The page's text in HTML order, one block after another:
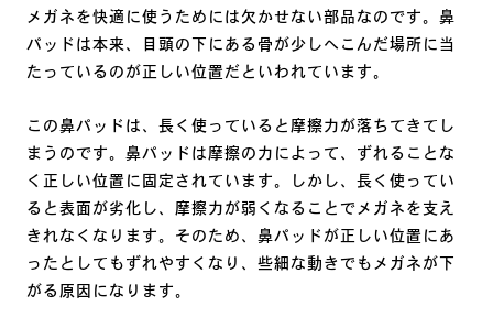
メガネを快適に使うためには欠かせない部品なのです。鼻
パッドは本来、目頭の下にある骨が少しへこんだ場所に当
たっているのが正しい位置だといわれています。
この鼻パッドは、長く使っていると摩擦力が落ちてきてし
まうのです。鼻パッドは摩擦の力によって、ずれることな
く正しい位置に固定されています。しかし、長く使ってい
ると表面が劣化し、摩擦力が弱くなることでメガネを支え
きれなくなります。そのため、鼻パッドが正しい位置にあ
ったとしてもずれやすくなり、些細な動きでもメガネが下
がる原因になります。